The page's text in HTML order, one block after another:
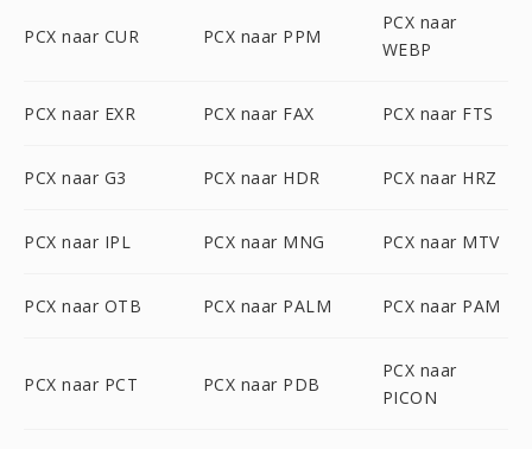
PCX naar CUR PCX naar PPM
PCX naar
WEBP
PCX naar EXR PCX naar FAX PCX naar FTS
PCX naar G3 PCX naar HDR PCX naar HRZ
PCX naar IPL PCX naar MNG PCX naar MTV
PCX naar OTB PCX naar PALM PCX naar PAM
PCX naar PCT PCX naar PDB
PCX naar
PICON